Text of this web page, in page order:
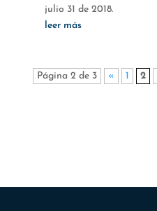
julio 31 de 2018.
leer más
Página 2 de 3 « 1 2